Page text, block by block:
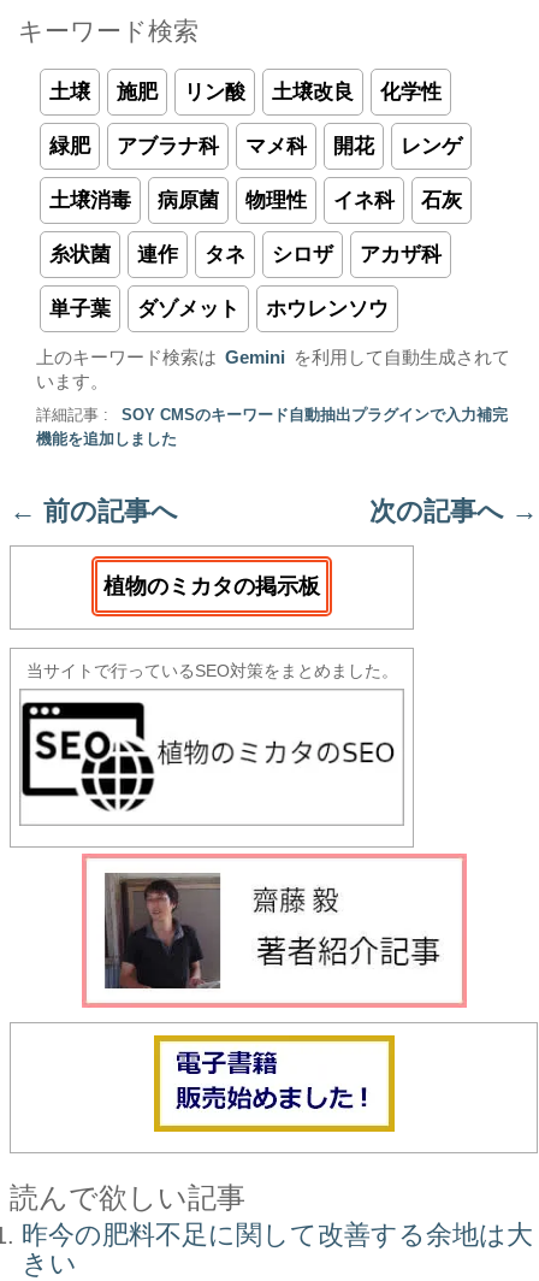
キーワード検索
土壌 施肥 リン酸 土壌改良 化学性
緑肥 アブラナ科 マメ科 開花 レンゲ
土壌消毒 病原菌 物理性 イネ科 石灰
糸状菌 連作 タネ シロザ アカザ科
単子葉 ダゾメット ホウレンソウ
上のキーワード検索は Gemini
を利用して自動生成されて
います。
詳細記事 :
SOY CMSのキーワード自動抽出プラグインで入力補完
機能を追加しました
← 前の記事へ 次の記事へ →
植物のミカタの掲示板
当サイトで行っているSEO対策をまとめました。
読んで欲しい記事
昨今の肥料不足に関して改善する余地は大
きい